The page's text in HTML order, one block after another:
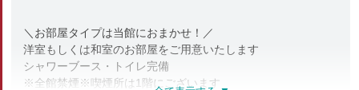
＼お部屋タイプは当館におまかせ！／
洋室もしくは和室のお部屋をご用意いたします
シャワーブース・トイレ完備
※全館禁煙※喫煙所は1階にございます